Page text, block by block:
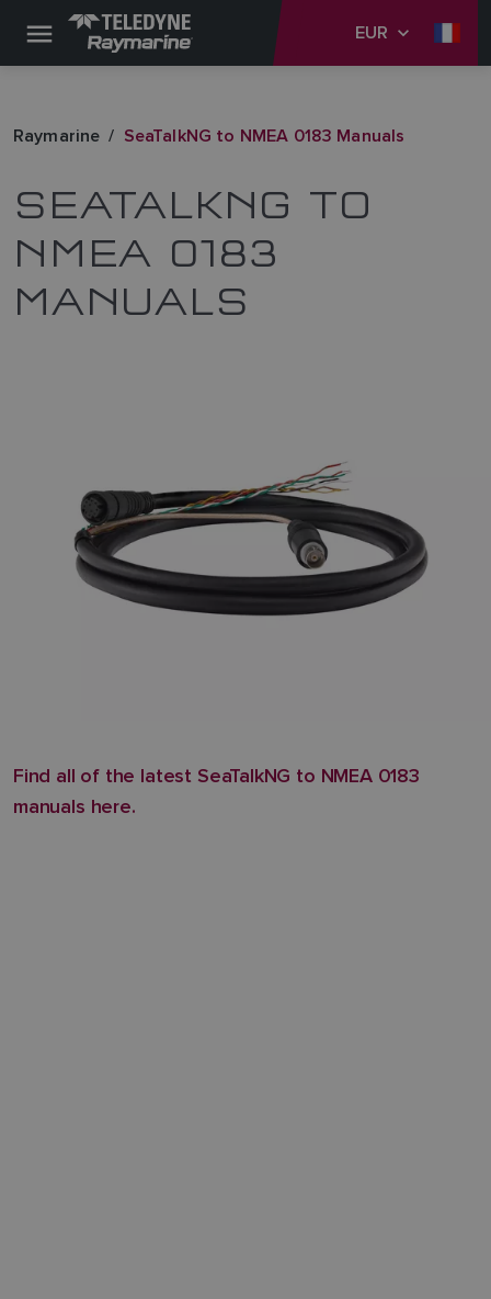
EUR
Raymarine SeaTalkNG to NMEA 0183 Manuals
SEATALKNG TO
NMEA 0183
MANUALS
Find all of the latest SeaTalkNG to NMEA 0183
manuals here.